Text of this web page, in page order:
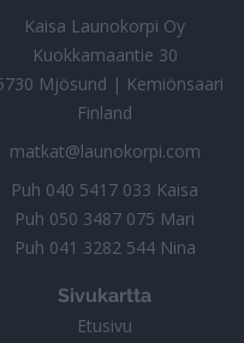
Kaisa Launokorpi Oy
Kuokkamaantie 30
Mjösund | Kemiönsaari
Finland
matkat@launokorpi.com
Puh 040 5417 033 Kaisa
Puh 050 3487 075 Mari
Puh 041 3282 544Nina
Sivukartta
Etusivu